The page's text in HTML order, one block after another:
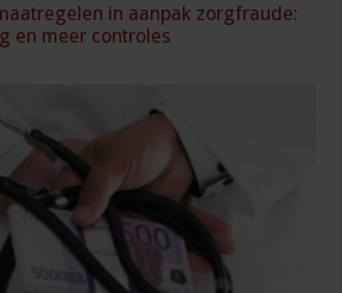
in aanpak zorgfraude:
en meer controles